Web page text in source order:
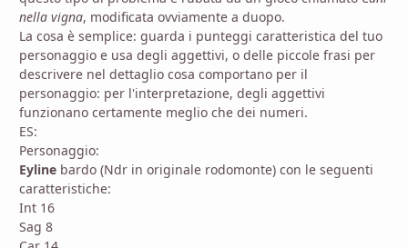
nella vigna, modificata ovviamente a duopo.
La cosa è semplice: guarda i punteggi caratteristica del tuo
personaggio e usa degli aggettivi, o delle piccole frasi per
descrivere nel dettaglio cosa comportano per il
personaggio: per l'interpretazione, degli aggettivi
funzionano certamente meglio che dei numeri.
ES:
Personaggio:
Eyline bardo (Ndr in originale rodomonte) con le seguenti
caratteristiche:
Int 16
Sag 8